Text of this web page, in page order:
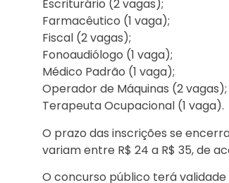
Escriturário (2 vagas);
Farmacêutico (1 vaga);
Fiscal (2 vagas);
Fonoaudiólogo (1 vaga);
Médico Padrão (1 vaga);
Operador de Máquinas (2 vagas);
Terapeuta Ocupacional (1 vaga).
O prazo das inscrições se
variam entre R$ 24 a R$ 35, de
O concurso público terá